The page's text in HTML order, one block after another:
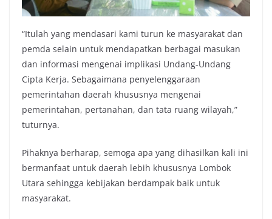
“Itulah yang mendasari kami turun ke masyarakat dan
pemda selain untuk mendapatkan berbagai masukan
dan informasi mengenai implikasi Undang-Undang
Cipta Kerja. Sebagaimana penyelenggaraan
pemerintahan daerah khususnya mengenai
pemerintahan, pertanahan, dan tata ruang wilayah,”
tuturnya.
Pihaknya berharap, semoga apa yang dihasilkan kali ini
bermanfaat untuk daerah lebih khususnya Lombok
Utara sehingga kebijakan berdampak baik untuk
masyarakat.